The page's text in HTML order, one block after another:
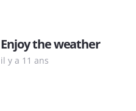
Enjoy the weather
il y a 11 ans